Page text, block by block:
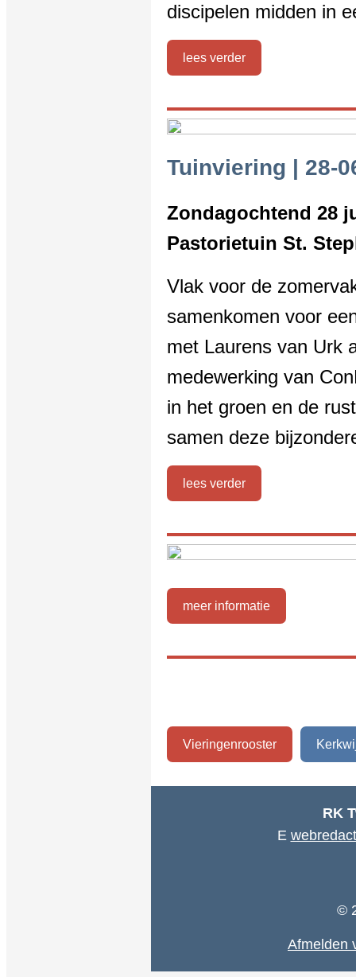
discipelen midden in
lees verder
Tuinviering | 28-
Zondagochtend 28
Pastorietuin St.
Vlak voor de
samenkomen voor
met Laurens van Urk
medewerking van
in het groen en de
samen deze
lees verder
meer informatie
Vieringenrooster
RK
E
©
Afmelden